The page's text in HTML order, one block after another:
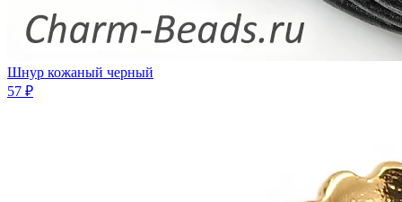
Шнур кожаный черный
57 ₽